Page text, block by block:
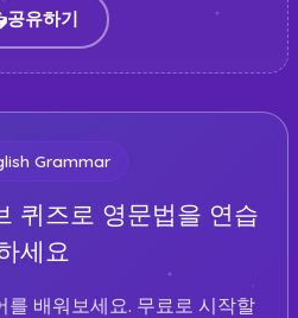
공유하기
Grammar
퀴즈로 영문법을 연습
세요
배워보세요. 무료로 시작할